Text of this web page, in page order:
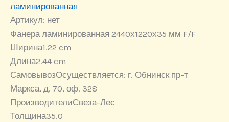
F/F
ламинированная
Артикул: нет
Фанера ламинированная 2440х1220х35 мм F/F
Ширина1.22 cm
Длина2.44 cm
СамовывозОсуществляется: г. Обнинск пр-т
Маркса, д. 70, оф. 328
ПроизводителиСвеза-Лес
Толщина35.0